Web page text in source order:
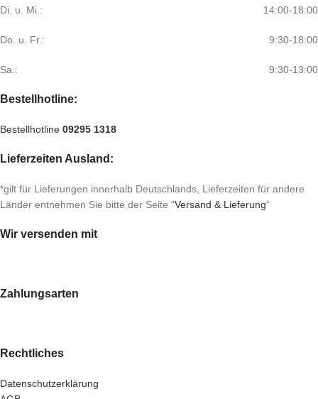
Di. u. Mi.: 14:00-18:00
Do. u. Fr.: 9:30-18:00
Sa.: 9:30-13:00
Bestellhotline:
Bestellhotline 09295 1318
Lieferzeiten Ausland:
*gilt für Lieferungen innerhalb Deutschlands, Lieferzeiten für andere
Länder entnehmen Sie bitte der Seite “Versand & Lieferung“
Wir versenden mit
Zahlungsarten
Rechtliches
Datenschutzerklärung